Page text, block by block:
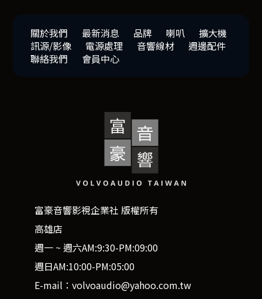
關於我們 最新消息 品牌 喇叭
擴大機
訊源/影像
電源處理 音響線材
週邊配件
聯絡我們
會員中心
富豪音響影視企業社 版權所有
高雄店
週一 ~ 週六AM:9:30-PM:09:00
週日AM:10:00-PM:05:00
E-mail：volvoaudio@yahoo.com.tw